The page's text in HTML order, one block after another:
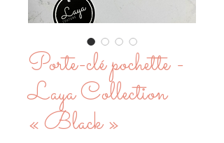
Porte-clé pochette -
Laya Collection
« Black »